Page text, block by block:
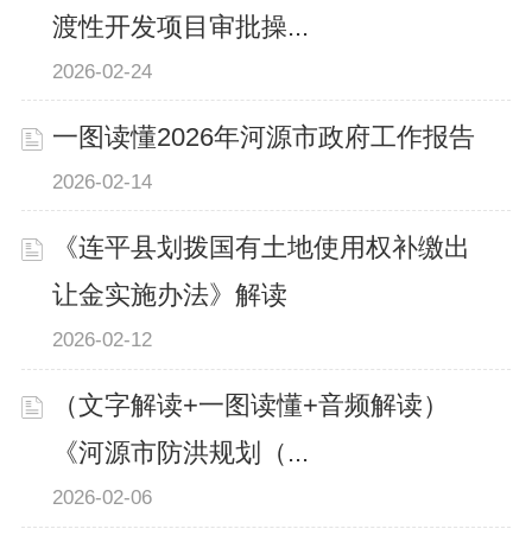
渡性开发项目审批操...
2026-02-24
一图读懂2026年河源市政府工作报告
2026-02-14
《连平县划拨国有土地使用权补缴出
让金实施办法》解读
2026-02-12
（文字解读+一图读懂+音频解读）
《河源市防洪规划（...
2026-02-06